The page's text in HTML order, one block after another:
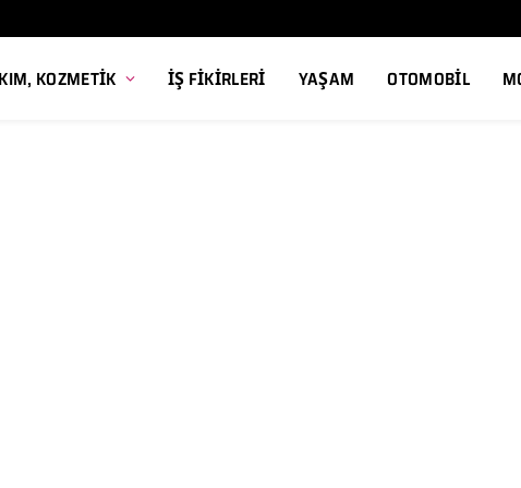
KOZMETIK İŞ FIKIRLERI YAŞAM OTOMOBIL